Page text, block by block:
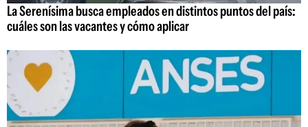
La Serenísima busca empleados en distintos puntos del país:
cuáles son las vacantes y cómo aplicar